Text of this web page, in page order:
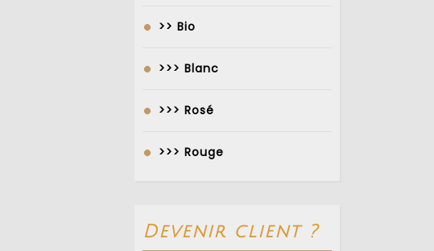
>> Bio
>>> Blanc
>>> Rosé
>>> Rouge
Devenir client ?